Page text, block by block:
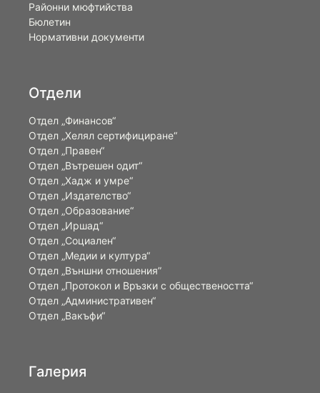
Районни мюфтийства
Бюлетин
Нормативни документи
Отдели
Отдел „Финансов“
Отдел „Хелял сертифициране“
Отдел „Правен“
Отдел „Вътрешен одит“
Отдел „Хадж и умре“
Отдел „Издателство“
Отдел „Образование“
Отдел „Иршад“
Отдел „Социален“
Отдел „Медии и култура“
Отдел „Външни отношения”
Oтдел „Протокол и Връзки с обществеността“
Отдел „Административен“
Отдел „Вакъфи“
Галерия